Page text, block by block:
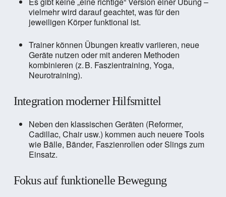
vielmehr wird darauf geachtet, was für den
jeweiligen Körper funktional ist.
Trainer können Übungen kreativ variieren, neue
Geräte nutzen oder mit anderen Methoden
kombinieren (z. B. Faszientraining, Yoga,
Neurotraining).
Integration moderner Hilfsmittel
Neben den klassischen Geräten (Reformer,
Cadillac, Chair usw.) kommen auch neuere Tools
wie Bälle, Bänder, Faszienrollen oder Slings zum
Einsatz.
Fokus auf funktionelle Bewegung